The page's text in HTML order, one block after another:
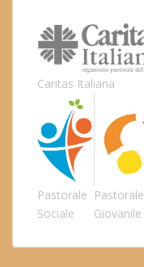
Caritas Italiana
Pastorale
Sociale
Pastorale
Giovanile